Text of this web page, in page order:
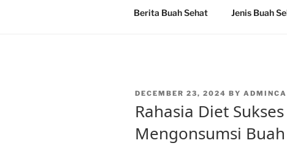
Berita Buah Sehat Jenis Buah
POSTED
DECEMBER 23, 2024 BY
Rahasia Diet
Mengonsumsi